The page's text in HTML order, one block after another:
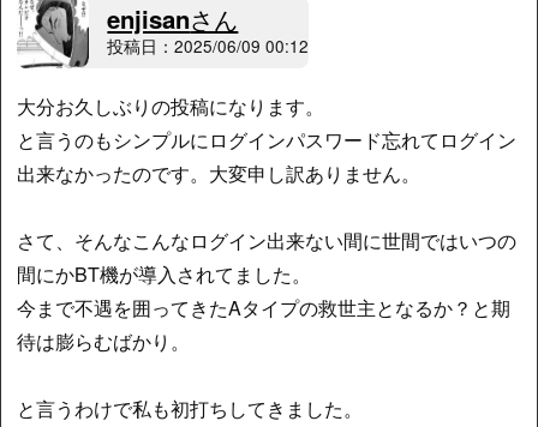
enjisanさん
投稿日：2025/06/09 00:12
大分お久しぶりの投稿になります。
と言うのもシンプルにログインパスワード忘れてログイン
出来なかったのです。大変申し訳ありません。
さて、そんなこんなログイン出来ない間に世間ではいつの
間にかBT機が導入されてました。
今まで不遇を囲ってきたAタイプの救世主となるか？と期
待は膨らむばかり。
と言うわけで私も初打ちしてきました。